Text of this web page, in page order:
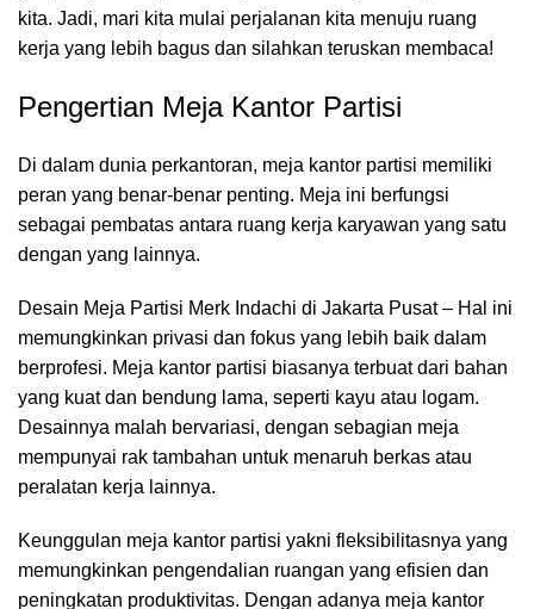
kita. Jadi, mari kita mulai perjalanan kita menuju ruang
kerja yang lebih bagus dan silahkan teruskan membaca!
Pengertian Meja Kantor Partisi
Di dalam dunia perkantoran, meja kantor partisi memiliki
peran yang benar-benar penting. Meja ini berfungsi
sebagai pembatas antara ruang kerja karyawan yang satu
dengan yang lainnya.
Desain Meja Partisi Merk Indachi di Jakarta Pusat – Hal ini
memungkinkan privasi dan fokus yang lebih baik dalam
berprofesi. Meja kantor partisi biasanya terbuat dari bahan
yang kuat dan bendung lama, seperti kayu atau logam.
Desainnya malah bervariasi, dengan sebagian meja
mempunyai rak tambahan untuk menaruh berkas atau
peralatan kerja lainnya.
Keunggulan meja kantor partisi yakni fleksibilitasnya yang
memungkinkan pengendalian ruangan yang efisien dan
peningkatan produktivitas. Dengan adanya meja kantor